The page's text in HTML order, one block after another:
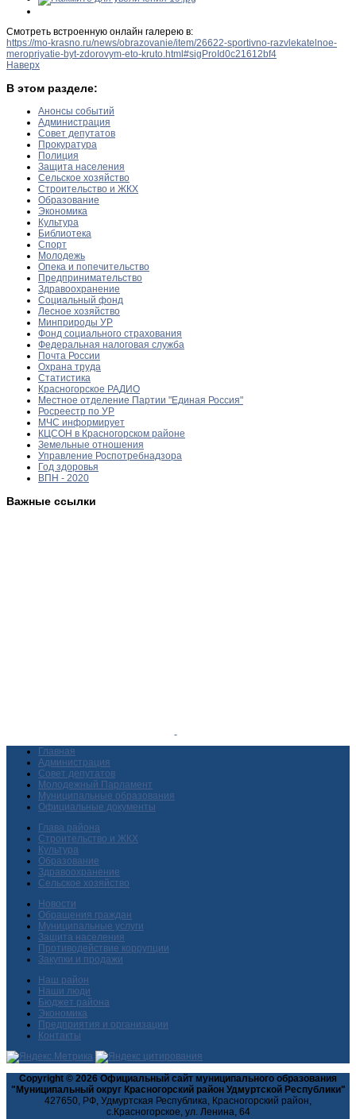
Смотреть встроенную онлайн галерею в:
https://mo-krasno.ru/news/obrazovanie/item/26622-sportivno-razvlekatelnoe-
meropriyatie-byt-zdorovym-eto-kruto.html#sigProId0c21612bf4
Наверх
В этом разделе:
Анонсы событий
Администрация
Совет депутатов
Прокуратура
Полиция
Защита населения
Сельское хозяйство
Строительство и ЖКХ
Образование
Экономика
Культура
Библиотека
Спорт
Молодежь
Опека и попечительство
Предпринимательство
Здравоохранение
Социальный фонд
Лесное хозяйство
Минприроды УР
Фонд социального страхования
Федеральная налоговая служба
Почта России
Охрана труда
Статистика
Красногорское РАДИО
Местное отделение Партии "Единая Россия"
Росреестр по УР
МЧС информирует
КЦСОН в Красногорском районе
Земельные отношения
Управление Роспотребнадзора
Год здоровья
ВПН - 2020
Важные ссылки
Главная
Администрация
Совет депутатов
Молодежный Парламент
Муниципальные образования
Официальные документы
Глава района
Строительство и ЖКХ
Культура
Образование
Здравоохранение
Сельское хозяйство
Новости
Обращения граждан
Муниципальные услуги
Защита населения
Противодействие коррупции
Закупки и продажи
Наш район
Наши люди
Бюджет района
Экономика
Предприятия и организации
Контакты
Copyright © 2026 Официальный сайт муниципального образования
"Муниципальный округ Красногорский район Удмуртской Республики"
427650, РФ, Удмуртская Республика, Красногорский район,
с.Красногорское, ул. Ленина, 64